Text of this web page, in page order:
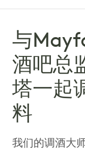
与
酒吧总
塔一起
料
我们的调酒大